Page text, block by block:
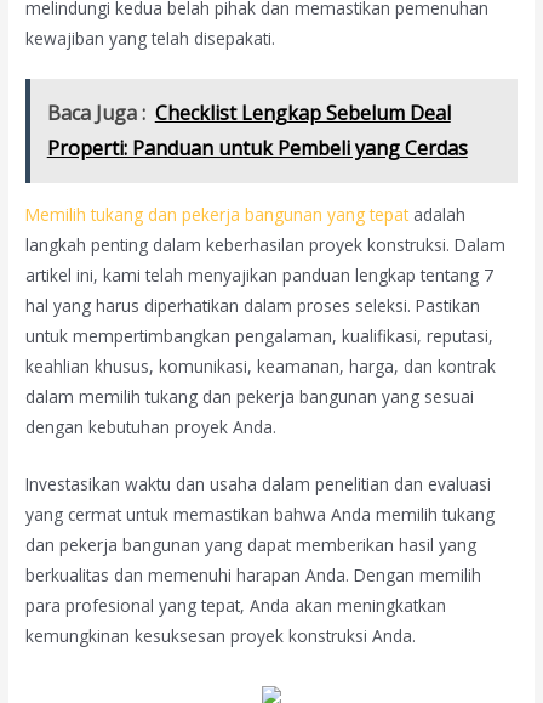
melindungi kedua belah pihak dan memastikan pemenuhan
kewajiban yang telah disepakati.
Baca Juga : Checklist Lengkap Sebelum Deal
Properti: Panduan untuk Pembeli yang Cerdas
Memilih tukang dan pekerja bangunan yang tepatadalah
langkah penting dalam keberhasilan proyek konstruksi. Dalam
artikel ini, kami telah menyajikan panduan lengkap tentang 7
hal yang harus diperhatikan dalam proses seleksi. Pastikan
untuk mempertimbangkan pengalaman, kualifikasi, reputasi,
keahlian khusus, komunikasi, keamanan, harga, dan kontrak
dalam memilih tukang dan pekerja bangunan yang sesuai
dengan kebutuhan proyek Anda.
Investasikan waktu dan usaha dalam penelitian dan evaluasi
yang cermat untuk memastikan bahwa Anda memilih tukang
dan pekerja bangunan yang dapat memberikan hasil yang
berkualitas dan memenuhi harapan Anda. Dengan memilih
para profesional yang tepat, Anda akan meningkatkan
kemungkinan kesuksesan proyek konstruksi Anda.